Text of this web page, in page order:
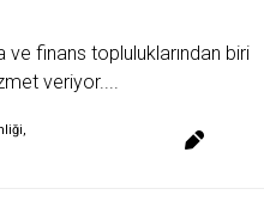
ve finans topluluklarından biri
veriyor....
,